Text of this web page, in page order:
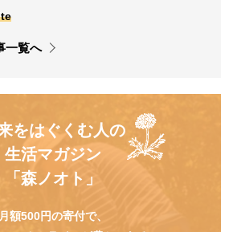
一覧へ
をはぐくむ人の
生活マガジン
「森ノオト」
月額500円の寄付で、